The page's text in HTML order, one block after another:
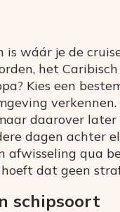
is wáár je de
het
Kies een
daarover
dagen achter
afwisseling qua
dat geen
schipsoort